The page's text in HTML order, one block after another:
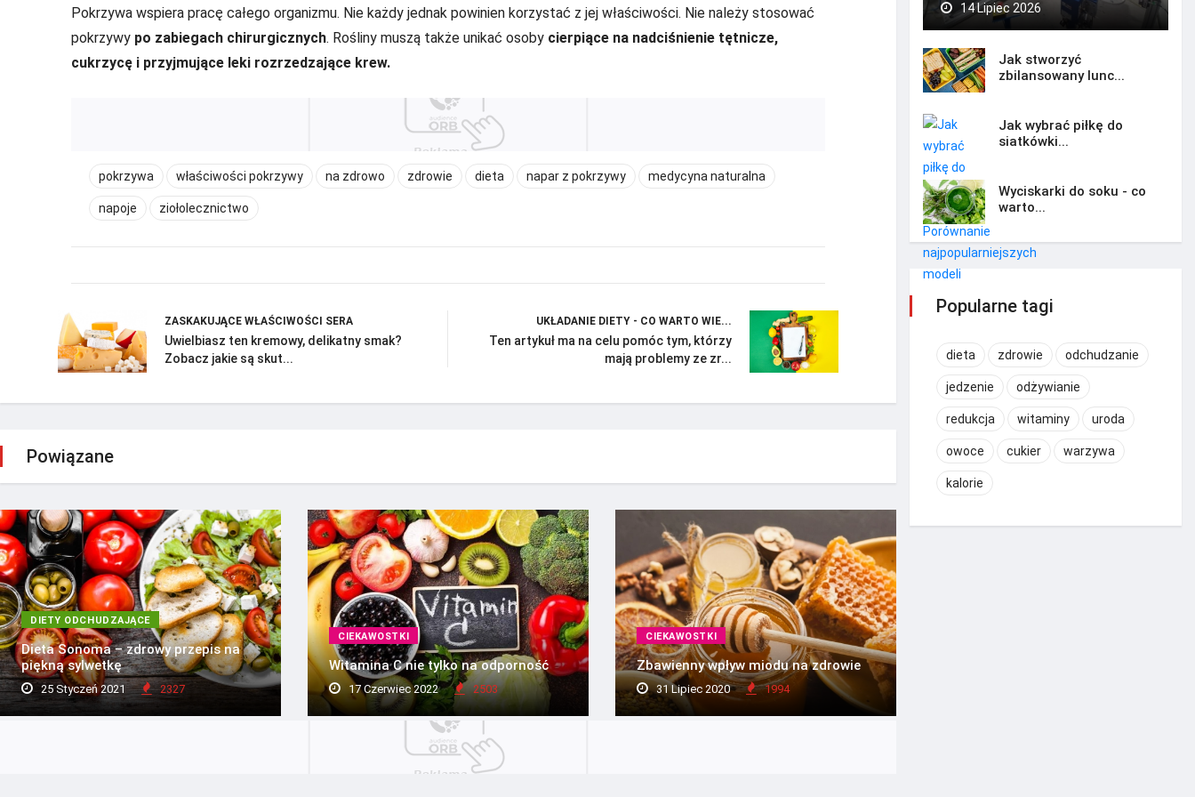
Pokrzywa wspiera pracę całego organizmu. Nie każdy jednak powinien korzystać z jej właściwości. Nie należy stosować
pokrzywy po zabiegach chirurgicznych. Rośliny muszą także unikać osoby cierpiące na nadciśnienie tętnicze,
cukrzycę i przyjmujące leki rozrzedzające krew.
pokrzywa właściwości pokrzywy na zdrowo zdrowie dieta napar z pokrzywy medycyna naturalna
napoje ziołolecznictwo
ZASKAKUJĄCE WŁAŚCIWOŚCI SERA
Uwielbiasz ten kremowy, delikatny smak?
Zobacz jakie są skut...
UKŁADANIE DIETY - CO WARTO WIE...
Ten artykuł ma na celu pomóc tym, którzy
mają problemy ze zr...
Powiązane
DIETY ODCHUDZAJĄCE
Dieta Sonoma – zdrowy przepis na
piękną sylwetkę
25 Styczeń 2021 2327
CIEKAWOSTKI
Witamina C nie tylko na odporność
17 Czerwiec 2022 2503
CIEKAWOSTKI
Zbawienny wpływ miodu na zdrowie
31 Lipiec 2020 1994
14 Lipiec 2026
Jak stworzyć
zbilansowany lunc...
Jak wybrać piłkę do
siatkówki...
Wyciskarki do soku - co
warto...
Popularne tagi
dieta zdrowie odchudzanie
jedzenie odżywianie
redukcja witaminy uroda
owoce cukier warzywa
kalorie